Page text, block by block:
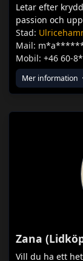
Letar efter
passion och
Stad:
Mail:
Mobil: +46 60-
Mer information
Zana
Vill du ha ett